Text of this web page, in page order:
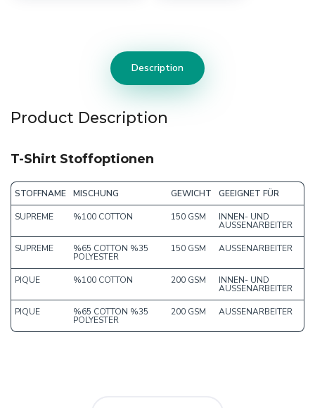
Description
Product Description
T-Shirt Stoffoptionen
STOFFNAME MISCHUNG GEWICHT GEEIGNET FÜR
SUPREME %100 COTTON 150 GSM INNEN- UND
AUSSENARBEITER
SUPREME %65 COTTON %35
POLYESTER
150 GSM AUSSENARBEITER
PIQUE %100 COTTON 200 GSM INNEN- UND
AUSSENARBEITER
PIQUE %65 COTTON %35
POLYESTER
200 GSM AUSSENARBEITER